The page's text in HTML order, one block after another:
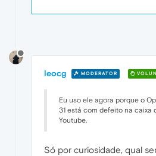
leocg MODERATOR
Eu uso ele agora porque o
31 está com defeito na caixa
Youtube.
Só por curiosidade, qual